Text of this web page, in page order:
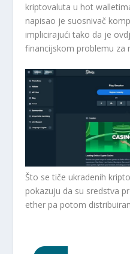
kriptovaluta u hot
napisao je suosnivač
implicirajući tako da je
financijskom problemu za
Što se tiče ukradenih
pokazuju da su sredstva
ether pa potom